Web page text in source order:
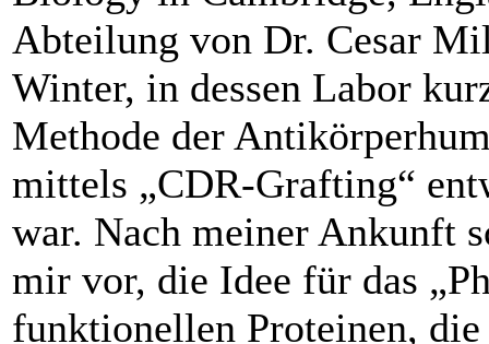
Abteilung von Dr. Cesar
Winter, in dessen Labor
Methode der
mittels „CDR-Grafting“
war. Nach meiner Ankunft
mir vor, die Idee für das
funktionellen Proteinen,